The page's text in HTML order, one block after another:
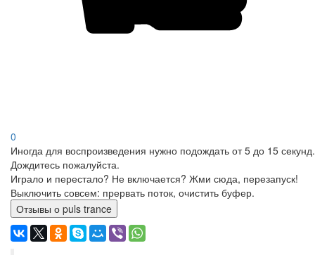
0
Иногда для воспроизведения нужно подождать от 5 до 15 секунд.
Дождитесь пожалуйста.
Играло и перестало? Не включается? Жми сюда, перезапуск!
Выключить совсем: прервать поток, очистить буфер.
Отзывы о puls trance